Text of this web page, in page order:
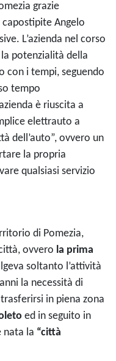
grazie
capostipite Angelo
L’azienda nel corso
potenzialità della
con i tempi, seguendo
tempo
è riuscita a
elettrauto a
dell’auto”, ovvero un
la propria
qualsiasi servizio
di Pomezia,
ovvero la prima
soltanto l’attività
la necessità di
in piena zona
ed in seguito in
nata la “città